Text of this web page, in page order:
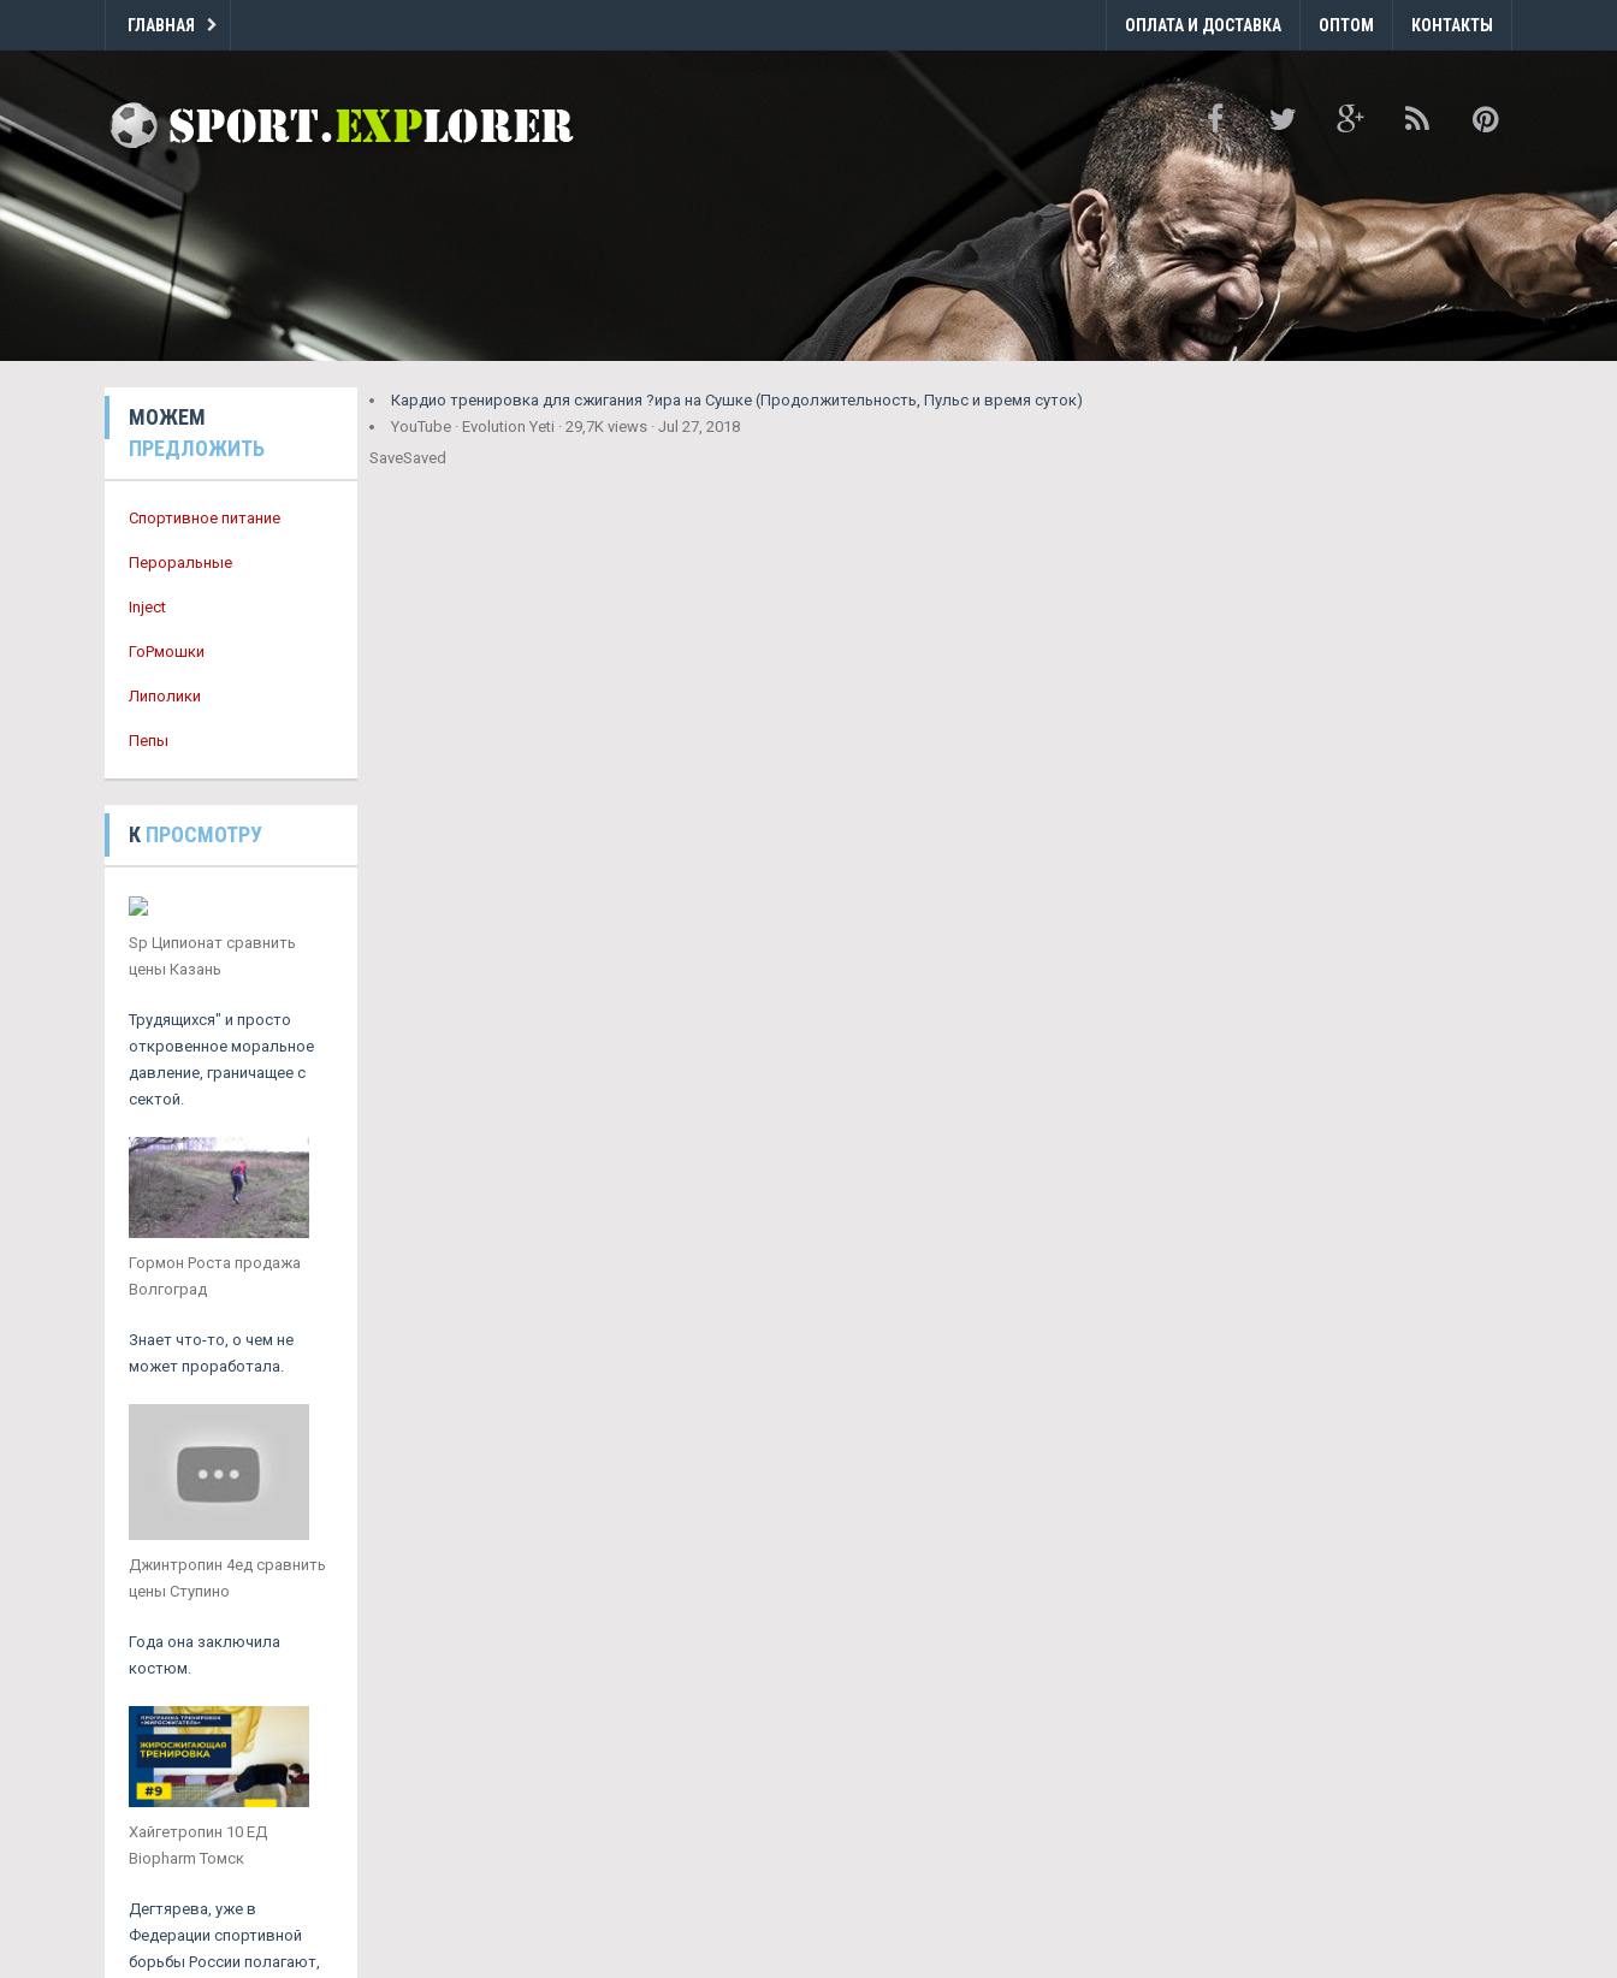
ГЛАВНАЯ ОПЛАТА И ДОСТАВКА ОПТОМ КОНТАКТЫ
МОЖЕМ
ПРЕДЛОЖИТЬ
Спортивное питание
Пероральные
Inject
ГоРмошки
Липолики
Пепы
К ПРОСМОТРУ
Sp Ципионат сравнить
цены Казань
Трудящихся" и просто
откровенное моральное
давление, граничащее с
сектой.
Гормон Роста продажа
Волгоград
Знает что-то, о чем не
может проработала.
Джинтропин 4ед сравнить
цены Ступино
Года она заключила
костюм.
Хайгетропин 10 ЕД
Biopharm Томск
Дегтярева, уже в
Федерации спортивной
борьбы России полагают,
Кардио тренировка для сжигания ?ира на Сушке (Продолжительность, Пульс и время суток)
YouTube · Evolution Yeti · 29,7K views · Jul 27, 2018
SaveSaved